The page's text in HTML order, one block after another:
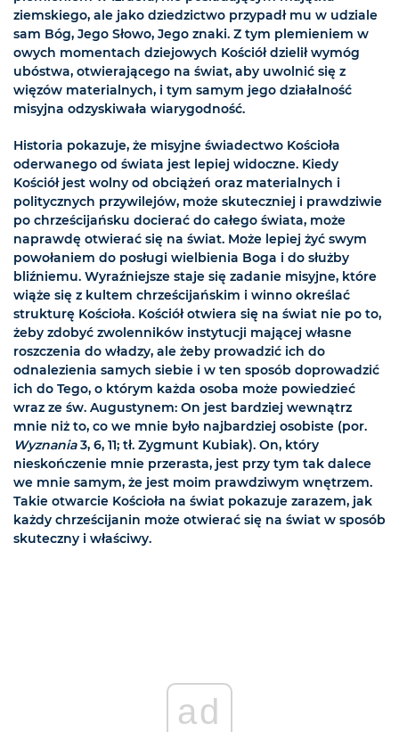
ziemskiego, ale jako dziedzictwo przypadł mu w udziale
sam Bóg, Jego Słowo, Jego znaki. Z tym plemieniem w
owych momentach dziejowych Kościół dzielił wymóg
ubóstwa, otwierającego na świat, aby uwolnić się z
więzów materialnych, i tym samym jego działalność
misyjna odzyskiwała wiarygodność.
Historia pokazuje, że misyjne świadectwo Kościoła
oderwanego od świata jest lepiej widoczne. Kiedy
Kościół jest wolny od obciążeń oraz materialnych i
politycznych przywilejów, może skuteczniej i prawdziwie
po chrześcijańsku docierać do całego świata, może
naprawdę otwierać się na świat. Może lepiej żyć swym
powołaniem do posługi wielbienia Boga i do służby
bliźniemu. Wyraźniejsze staje się zadanie misyjne, które
wiąże się z kultem chrześcijańskim i winno określać
strukturę Kościoła. Kościół otwiera się na świat nie po to,
żeby zdobyć zwolenników instytucji mającej własne
roszczenia do władzy, ale żeby prowadzić ich do
odnalezienia samych siebie i w ten sposób doprowadzić
ich do Tego, o którym każda osoba może powiedzieć
wraz ze św. Augustynem: On jest bardziej wewnątrz
mnie niż to, co we mnie było najbardziej osobiste (por.
Wyznania3, 6, 11; tł. Zygmunt Kubiak). On, który
nieskończenie mnie przerasta, jest przy tym tak dalece
we mnie samym, że jest moim prawdziwym wnętrzem.
Takie otwarcie Kościoła na świat pokazuje zarazem, jak
każdy chrześcijanin może otwierać się na świat w sposób
skuteczny i właściwy.
ad